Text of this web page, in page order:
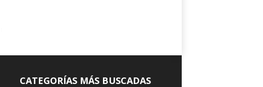
CATEGORÍAS MÁS BUSCADAS